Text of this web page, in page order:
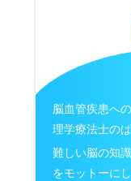
脳血管疾患へ
理学療法士の
難しい脳の知
をモットーに